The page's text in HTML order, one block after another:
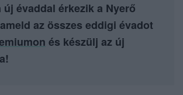
új évaddal érkezik a Nyerő
az összes eddigi évadot
és készülj az új